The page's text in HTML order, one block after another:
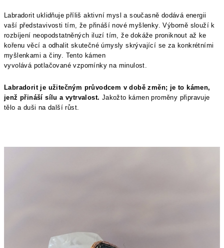
Labradorit uklidňuje příliš aktivní mysl a současně dodává energii
vaší představivosti tím, že přináší nové myšlenky. Výborně slouží k
rozbíjení neopodstatněných iluzí tím, že dokáže proniknout až ke
kořenu věcí a odhalit skutečné úmysly skrývající se za konkrétními
myšlenkami a činy. Tento kámen
vyvolává potlačované vzpomínky na minulost.
Labradorit je užitečným průvodcem v době změn; je to kámen,
jenž přináší sílu a vytrvalost. Jakožto kámen proměny připravuje
tělo a duši na další růst.